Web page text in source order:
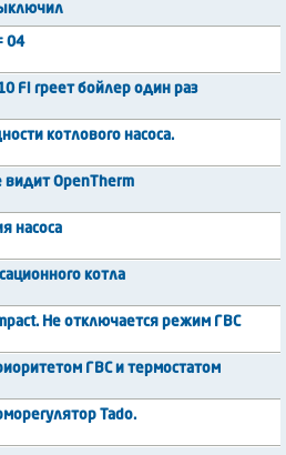
04
Fi греет бойлер один раз
котлового насоса.
видит OpenTherm
насоса
котла
Не отключается режим ГВС
ГВС и термостатом
Tado.